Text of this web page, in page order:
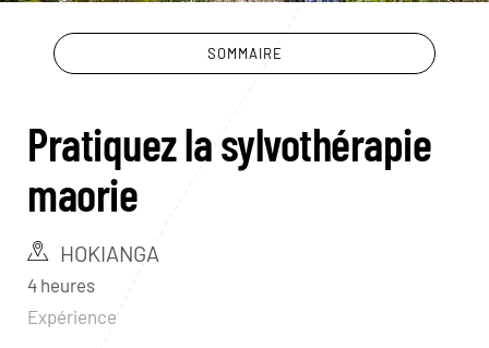
SOMMAIRE
Pratiquez la sylvothérapie
maorie
HOKIANGA
4 heures
Expérience